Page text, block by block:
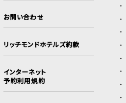
お問い合わせ
リッチモンドホテルズ約款
インターネット
予約利用規約